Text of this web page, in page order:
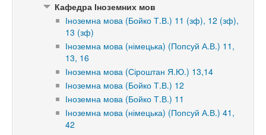
Кафедра Іноземних мов
Іноземна мова (Бойко Т.В.) 11 (зф), 12 (зф),
13 (зф)
Іноземна мова (німецька) (Попсуй А.В.) 11,
13, 16
Іноземна мова (Сіроштан Я.Ю.) 13,14
Іноземна мова (Бойко Т.В.) 12
Іноземна мова (Бойко Т.В.) 11
Іноземна мова (німецька) (Попсуй А.В.) 41,
42